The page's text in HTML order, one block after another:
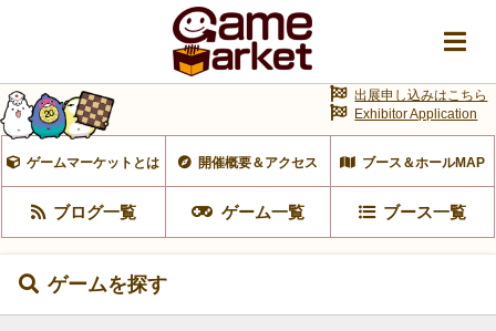
ゲームマーケットとは 開催概要＆アクセス ブース＆ホールMAP
ブログ一覧 ゲーム一覧 ブース一覧
出展申し込みはこちら
Exhibitor Application
ゲームを探す